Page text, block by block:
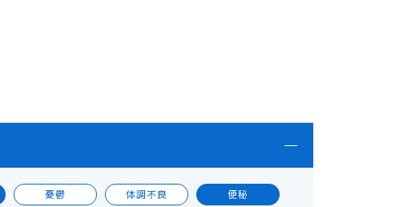
憂鬱 体調不良 便秘